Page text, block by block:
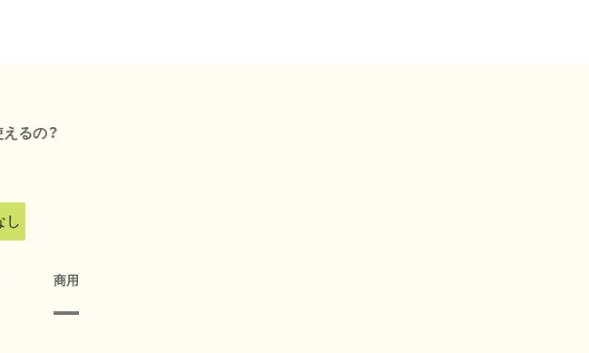
るの？
し
商用